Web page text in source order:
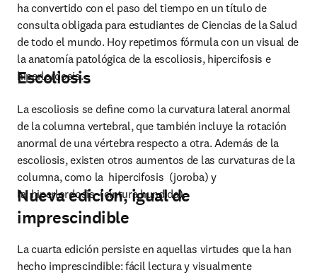
ha convertido con el paso del tiempo en un título de
consulta obligada para estudiantes de Ciencias de la Salud
de todo el mundo. Hoy repetimos fórmula con un visual de
la anatomía patológica de la escoliosis, hipercifosis e
hiperlordosis.
Escoliosis
La escoliosis se deﬁne como la curvatura lateral anormal
de la columna vertebral, que también incluye la rotación
anormal de una vértebra respecto a otra. Además de la
escoliosis, existen otros aumentos de las curvaturas de la
columna, como la  hipercifosis  (joroba) y
la  hiperlordosis  (cintura hundida).
Nueva edición, igual de
imprescindible
La cuarta edición persiste en aquellas virtudes que la han
hecho imprescindible: fácil lectura y visualmente